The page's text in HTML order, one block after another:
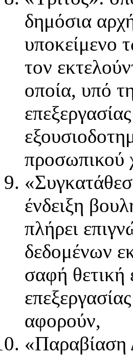
δημόσια
υποκείμενο
τον
οποία, υπό
προσωπικού
ένδειξη
πλήρει
δεδομένων
σαφή θετική
αφορούν,